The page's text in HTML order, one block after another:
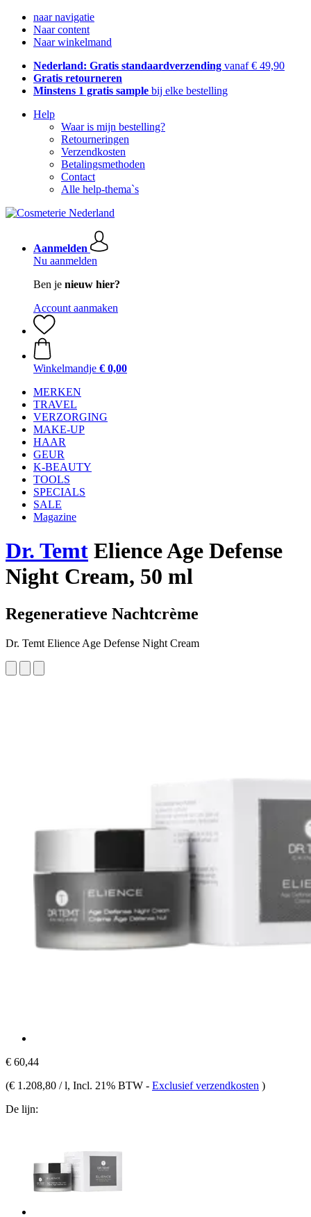
naar navigatie
Naar content
Naar winkelmand
Nederland: Gratis standaardverzending vanaf € 49,90
Gratis retourneren
Minstens 1 gratis sample bij elke bestelling
Help
Waar is mijn bestelling?
Retourneringen
Verzendkosten
Betalingsmethoden
Contact
Alle help-thema`s
Aanmelden
Nu aanmelden
Ben je nieuw hier?
Account aanmaken
Winkelmandje € 0,00
MERKEN
TRAVEL
VERZORGING
MAKE-UP
HAAR
GEUR
K-BEAUTY
TOOLS
SPECIALS
SALE
Magazine
Dr. Temt Elience Age Defense
Night Cream, 50 ml
Regeneratieve Nachtcrème
Dr. Temt Elience Age Defense Night Cream
€ 60,44
(€ 1.208,80 / l, Incl. 21% BTW - Exclusief verzendkosten )
De lijn: